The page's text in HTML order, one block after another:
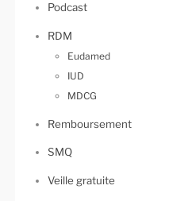
Podcast
RDM
Eudamed
IUD
MDCG
Remboursement
SMQ
Veille gratuite